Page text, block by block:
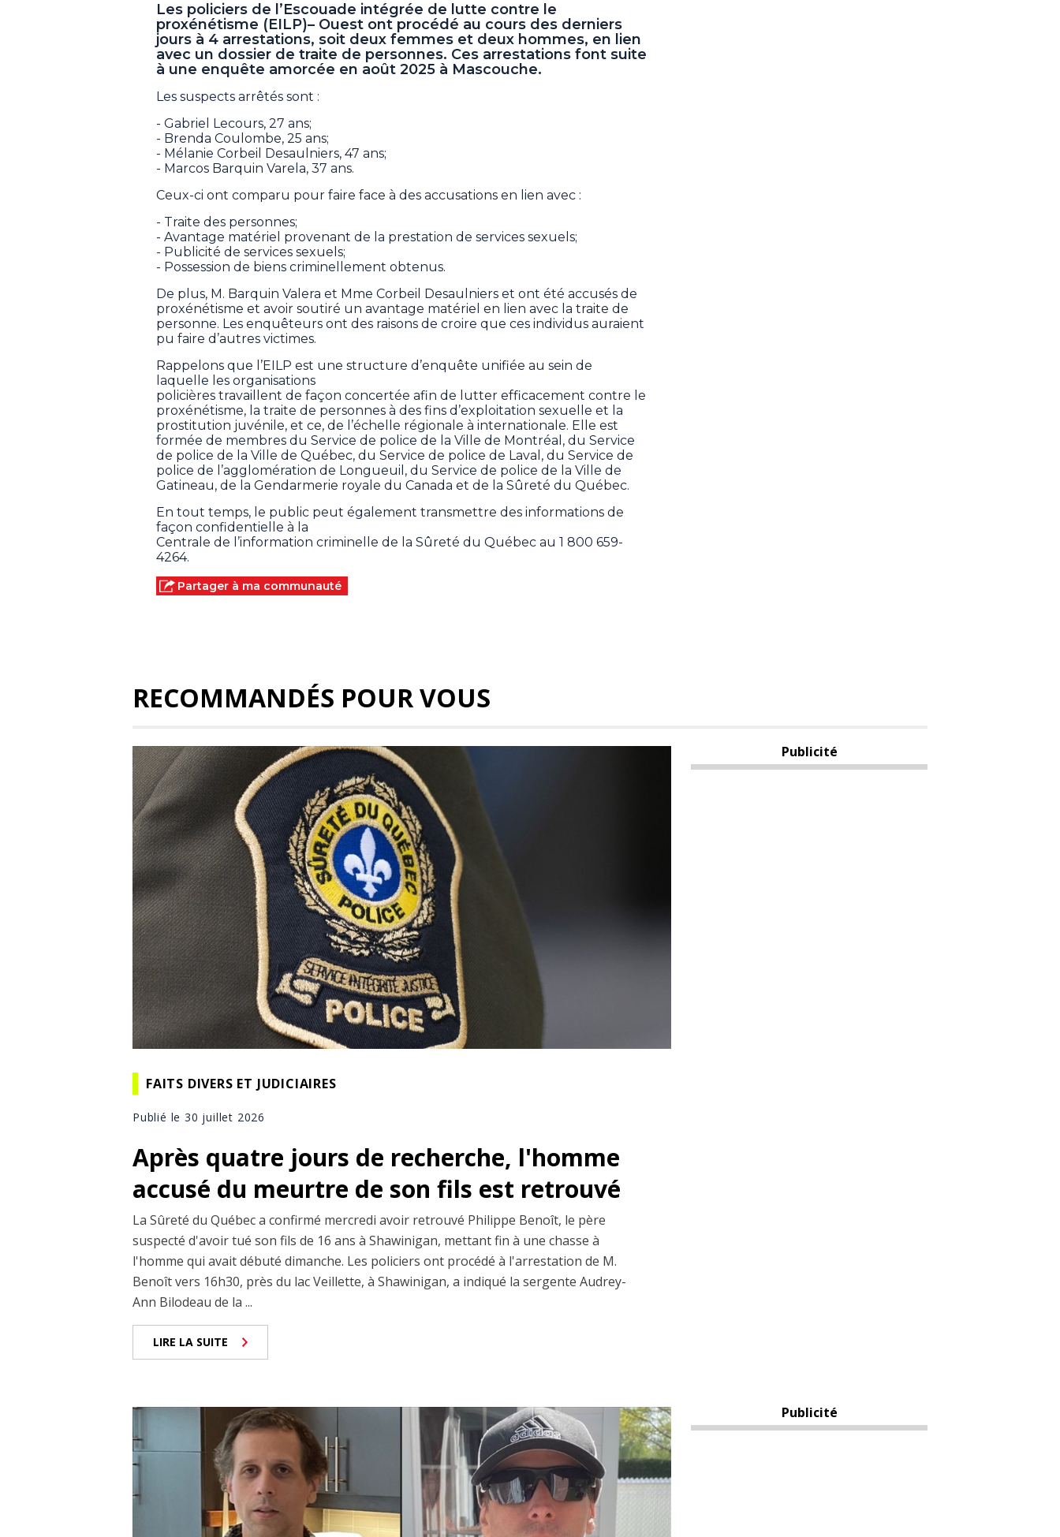
Les policiers de l’Escouade intégrée de lutte contre le
proxénétisme (EILP)– Ouest ont procédé au cours des derniers
jours à 4 arrestations, soit deux femmes et deux hommes, en lien
avec un dossier de traite de personnes. Ces arrestations font suite
à une enquête amorcée en août 2025 à Mascouche.
Les suspects arrêtés sont :
- Gabriel Lecours, 27 ans;
- Brenda Coulombe, 25 ans;
- Mélanie Corbeil Desaulniers, 47 ans;
- Marcos Barquin Varela, 37 ans.
Ceux-ci ont comparu pour faire face à des accusations en lien avec :
- Traite des personnes;
- Avantage matériel provenant de la prestation de services sexuels;
- Publicité de services sexuels;
- Possession de biens criminellement obtenus.
De plus, M. Barquin Valera et Mme Corbeil Desaulniers et ont été accusés de
proxénétisme et avoir soutiré un avantage matériel en lien avec la traite de
personne. Les enquêteurs ont des raisons de croire que ces individus auraient
pu faire d’autres victimes.
Rappelons que l’EILP est une structure d’enquête unifiée au sein de
laquelle les organisations
policières travaillent de façon concertée afin de lutter efficacement contre le
proxénétisme, la traite de personnes à des fins d’exploitation sexuelle et la
prostitution juvénile, et ce, de l’échelle régionale à internationale. Elle est
formée de membres du Service de police de la Ville de Montréal, du Service
de police de la Ville de Québec, du Service de police de Laval, du Service de
police de l’agglomération de Longueuil, du Service de police de la Ville de
Gatineau, de la Gendarmerie royale du Canada et de la Sûreté du Québec.
En tout temps, le public peut également transmettre des informations de
façon confidentielle à la
Centrale de l’information criminelle de la Sûreté du Québec au 1 800 659-
4264.
Partager à ma communauté
RECOMMANDÉS POUR VOUS
FAITS DIVERS ET JUDICIAIRES
Publié le 30 juillet 2026
Après quatre jours de recherche, l'homme
accusé du meurtre de son fils est retrouvé
La Sûreté du Québec a confirmé mercredi avoir retrouvé Philippe Benoît, le père
suspecté d'avoir tué son fils de 16 ans à Shawinigan, mettant fin à une chasse à
l'homme qui avait débuté dimanche. Les policiers ont procédé à l'arrestation de M.
Benoît vers 16h30, près du lac Veillette, à Shawinigan, a indiqué la sergente Audrey-
Ann Bilodeau de la ...
LIRE LA SUITE
Publicité
Publicité